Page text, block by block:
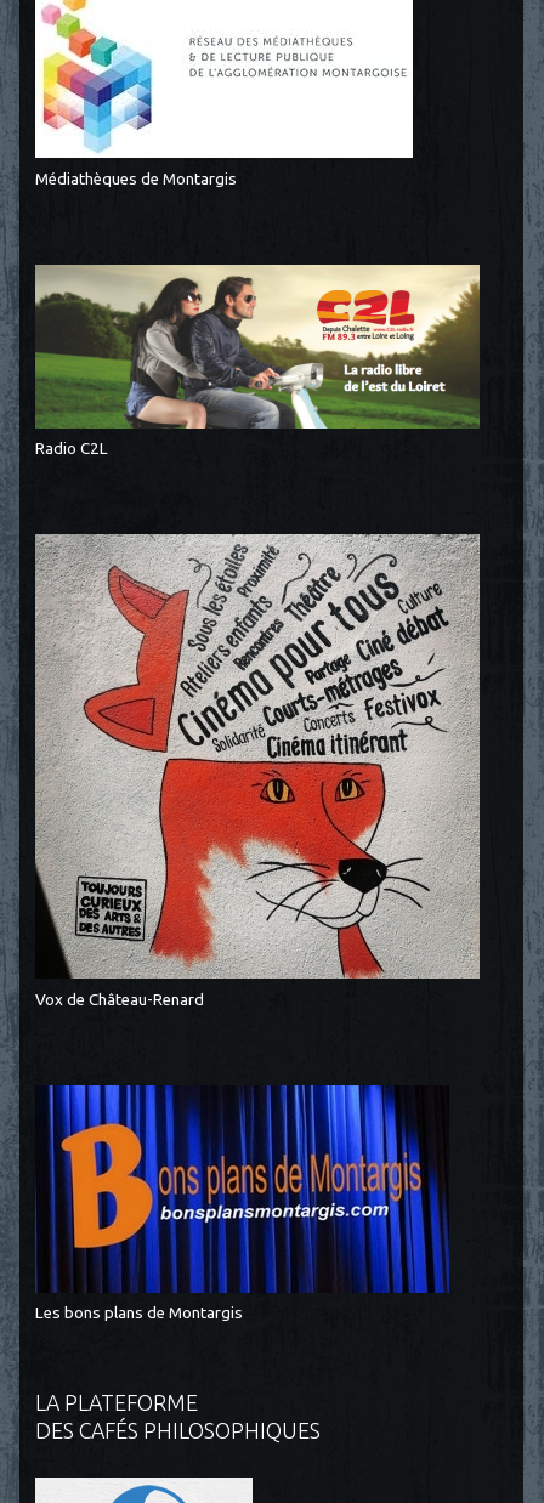
Médiathèques de Montargis
Radio C2L
Vox de Château-Renard
Les bons plans de Montargis
LA PLATEFORME
DES CAFÉS PHILOSOPHIQUES